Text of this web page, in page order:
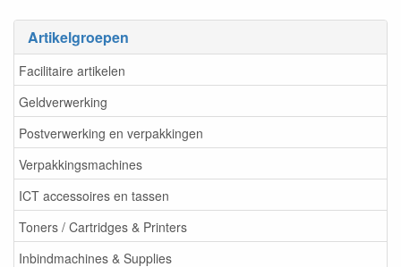
Artikelgroepen
Facilitaire artikelen
Geldverwerking
Postverwerking en verpakkingen
Verpakkingsmachines
ICT accessoires en tassen
Toners / Cartridges & Printers
Inbindmachines & Supplies